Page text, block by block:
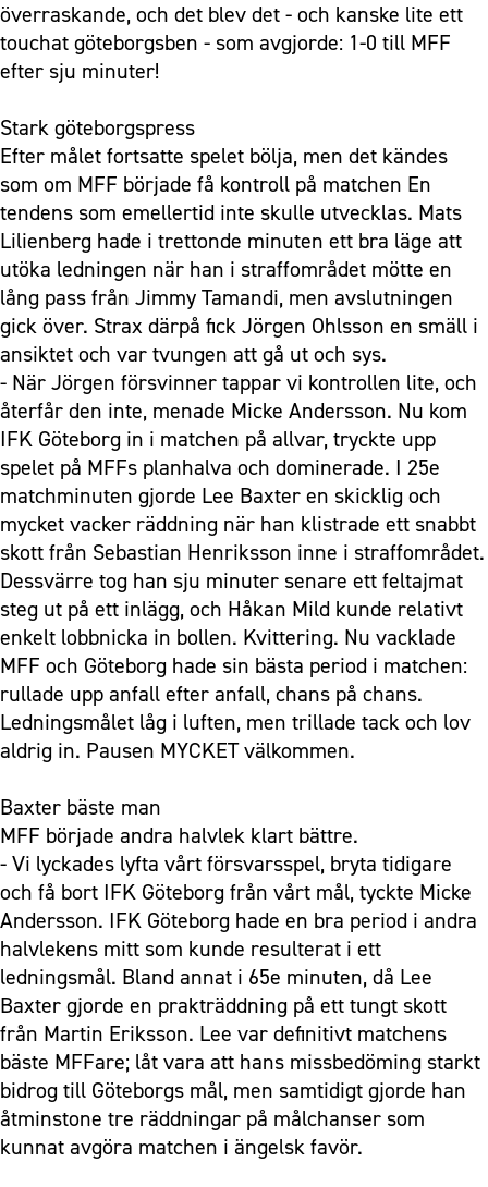
överraskande, och det blev det - och kanske lite ett
touchat göteborgsben - som avgjorde: 1-0 till MFF
efter sju minuter!
Stark göteborgspress
Efter målet fortsatte spelet bölja, men det kändes
som om MFF började få kontroll på matchen En
tendens som emellertid inte skulle utvecklas. Mats
Lilienberg hade i trettonde minuten ett bra läge att
utöka ledningen när han i straffområdet mötte en
lång pass från Jimmy Tamandi, men avslutningen
gick över. Strax därpå fick Jörgen Ohlsson en smäll i
ansiktet och var tvungen att gå ut och sys.
- När Jörgen försvinner tappar vi kontrollen lite, och
återfår den inte, menade Micke Andersson. Nu kom
IFK Göteborg in i matchen på allvar, tryckte upp
spelet på MFFs planhalva och dominerade. I 25e
matchminuten gjorde Lee Baxter en skicklig och
mycket vacker räddning när han klistrade ett snabbt
skott från Sebastian Henriksson inne i straffområdet.
Dessvärre tog han sju minuter senare ett feltajmat
steg ut på ett inlägg, och Håkan Mild kunde relativt
enkelt lobbnicka in bollen. Kvittering. Nu vacklade
MFF och Göteborg hade sin bästa period i matchen:
rullade upp anfall efter anfall, chans på chans.
Ledningsmålet låg i luften, men trillade tack och lov
aldrig in. Pausen MYCKET välkommen.
Baxter bäste man
MFF började andra halvlek klart bättre.
- Vi lyckades lyfta vårt försvarsspel, bryta tidigare
och få bort IFK Göteborg från vårt mål, tyckte Micke
Andersson. IFK Göteborg hade en bra period i andra
halvlekens mitt som kunde resulterat i ett
ledningsmål. Bland annat i 65e minuten, då Lee
Baxter gjorde en prakträddning på ett tungt skott
från Martin Eriksson. Lee var definitivt matchens
bäste MFFare; låt vara att hans missbedöming starkt
bidrog till Göteborgs mål, men samtidigt gjorde han
åtminstone tre räddningar på målchanser som
kunnat avgöra matchen i ängelsk favör.